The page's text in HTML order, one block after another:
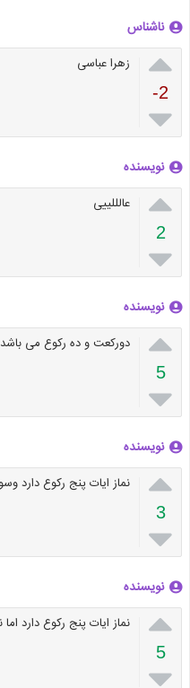
ناشناس

-2

زهرا عباسی
نویسنده

2

عالللییی
نویسنده

5

دورکعت و ده رکوع می
نویسنده

3

نماز ایات پنج رکوع دارد
نویسنده

5

نماز ایات پنج رکوع دارد